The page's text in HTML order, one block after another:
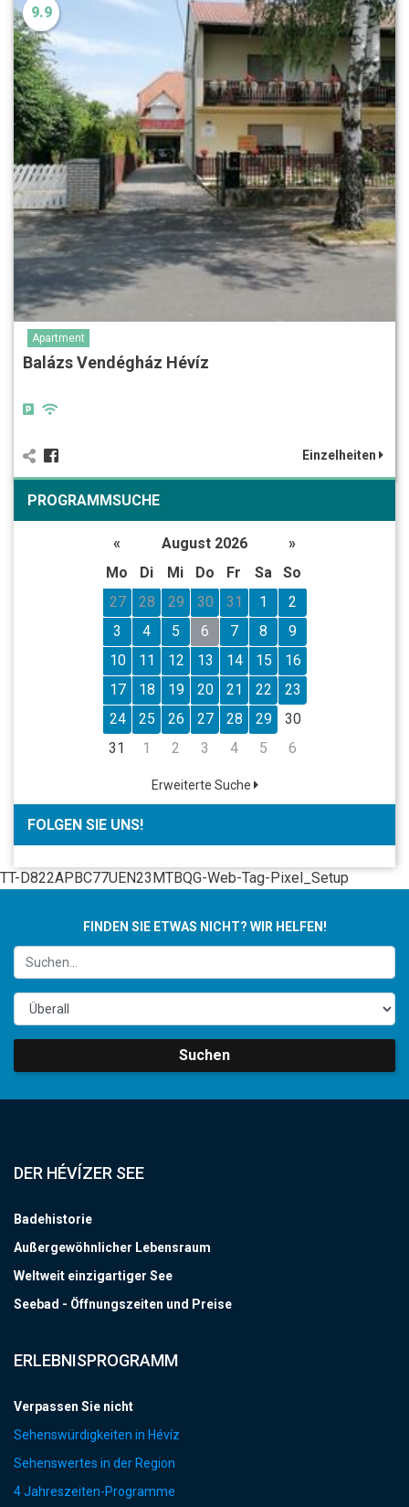
9.9
Apartment
Balázs Vendégház Hévíz
Einzelheiten
PROGRAMMSUCHE
« August 2026
»
Mo
Di Mi Do Fr Sa
So
27
28 29 30 31 1
2
3
4 5 6 7 8
9
10
11 12 13 14 15
16
17
18 19 20 21 22
23
24
25 26 27 28 29
30
31
1 2 3 4 5 6
Erweiterte Suche
FOLGEN SIE UNS!
TT-D822APBC77UEN23MTBQG-Web-Tag-Pixel_Setup
FINDEN SIE ETWAS NICHT? WIR HELFEN!
Suchen
DER HÉVÍZER SEE
Badehistorie
Außergewöhnlicher Lebensraum
Weltweit einzigartiger See
Seebad - Öffnungszeiten und Preise
ERLEBNISPROGRAMM
Verpassen Sie nicht
Sehenswürdigkeiten in Hévíz
Sehenswertes in der Region
4 Jahreszeiten-Programme